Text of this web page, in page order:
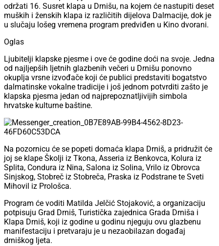
održati 16. Susret klapa u Drnišu, na kojem će nastupiti deset
muških i ženskih klapa iz različitih dijelova Dalmacije, dok je
u slučaju lošeg vremena program predviđen u Kino dvorani.
Oglas
Ljubitelji klapske pjesme i ove će godine doći na svoje. Jedna
od najljepših ljetnih glazbenih večeri u Drnišu ponovno
okuplja vrsne izvođače koji će publici predstaviti bogatstvo
dalmatinske vokalne tradicije i još jednom potvrditi zašto je
klapska pjesma jedan od najprepoznatljivijih simbola
hrvatske kulturne baštine.
Na pozornicu će se popeti domaća klapa Drniš, a pridružit će
joj se klape Školji iz Tkona, Asseria iz Benkovca, Kolura iz
Splita, Condura iz Nina, Salona iz Solina, Vrilo iz Obrovca
Sinjskog, Stobreč iz Stobreča, Praska iz Podstrane te Sveti
Mihovil iz Prološca.
Program će voditi Matilda Jelčić Stojaković, a organizaciju
potpisuju Grad Drniš, Turistička zajednica Grada Drniša i
Klapa Drniš, koji iz godine u godinu njeguju ovu glazbenu
manifestaciju i pretvaraju je u nezaobilazan događaj
drniškog ljeta.